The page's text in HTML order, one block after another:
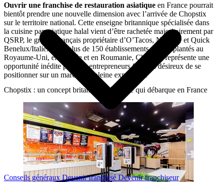
Conseils généraux Devenir franchisé Devenir franchiseur
Ouvrir une franchise de restauration asiatique en France pourrait
bientôt prendre une nouvelle dimension avec l’arrivée de Chopstix
sur le territoire national. Cette enseigne britannique spécialisée dans
la cuisine panasiatique halal vient d’être rachetée majoritairement par
QSRP, le groupe français propriétaire d’O’Tacos, Nordsee et Quick
Benelux/Italie. Avec plus de 150 établissements déjà implantés au
Royaume-Uni, en Irlande et en Roumanie, Chopstix représente une
opportunité inédite pour les entrepreneurs français désireux de se
positionner sur un marché en pleine expansion.
Chopstix : un concept britannique éprouvé qui débarque en France